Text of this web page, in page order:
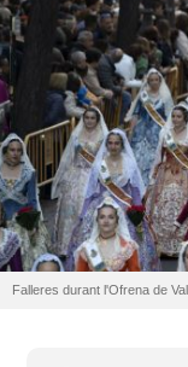
Falleres durant l'Ofrena de